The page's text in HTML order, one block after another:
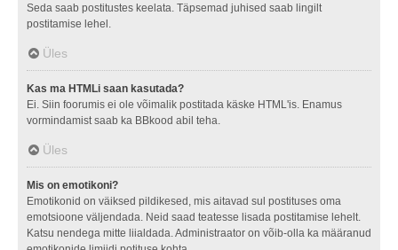
Seda saab postitustes keelata. Täpsemad juhised saab lingilt
postitamise lehel.
Üles
Kas ma HTMLi saan kasutada?
Ei. Siin foorumis ei ole võimalik postitada käske HTML'is. Enamus
vormindamist saab ka BBkood abil teha.
Üles
Mis on emotikoni?
Emotikonid on väiksed pildikesed, mis aitavad sul postituses oma
emotsioone väljendada. Neid saad teatesse lisada postitamise lehelt.
Katsu nendega mitte liialdada. Administraator on võib-olla ka määranud